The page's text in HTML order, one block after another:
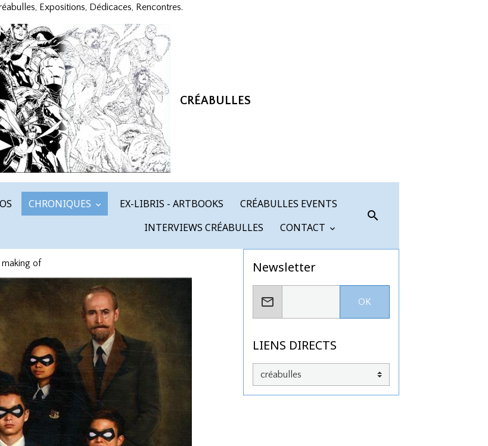
Expositions, Dédicaces, Rencontres.
CRÉABULLES
CHRONIQUES EX-LIBRIS - ARTBOOKS
CRÉABULLES EVENTS
INTERVIEWS CRÉABULLES
CONTACT
making of Newsletter
OK
LIENS DIRECTS